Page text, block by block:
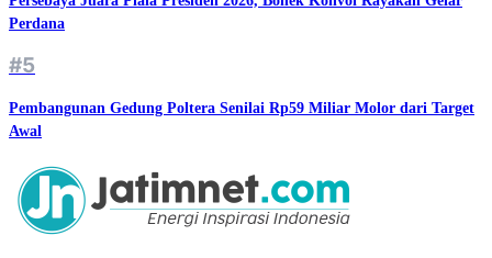
Perdana
#5
Pembangunan Gedung Poltera Senilai Rp59 Miliar Molor dari Target
Awal